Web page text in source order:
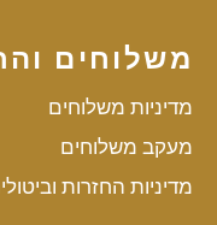
משלוחים
מדיניות משלוחים
מעקב משלוחים
מדיניות החזרות